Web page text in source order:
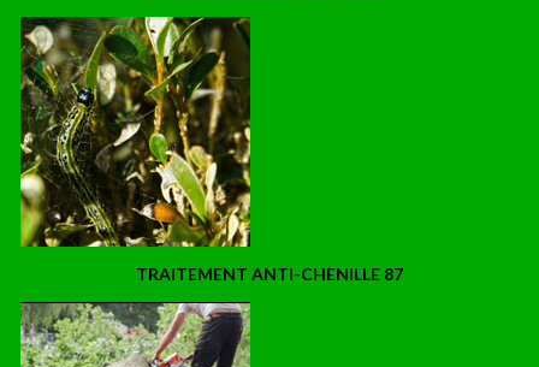
TRAITEMENT ANTI-CHENILLE 87